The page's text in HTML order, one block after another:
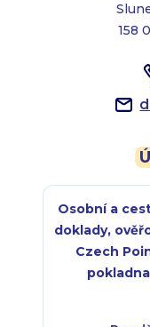
158
Osobní a
doklady,
Czech
pokladna